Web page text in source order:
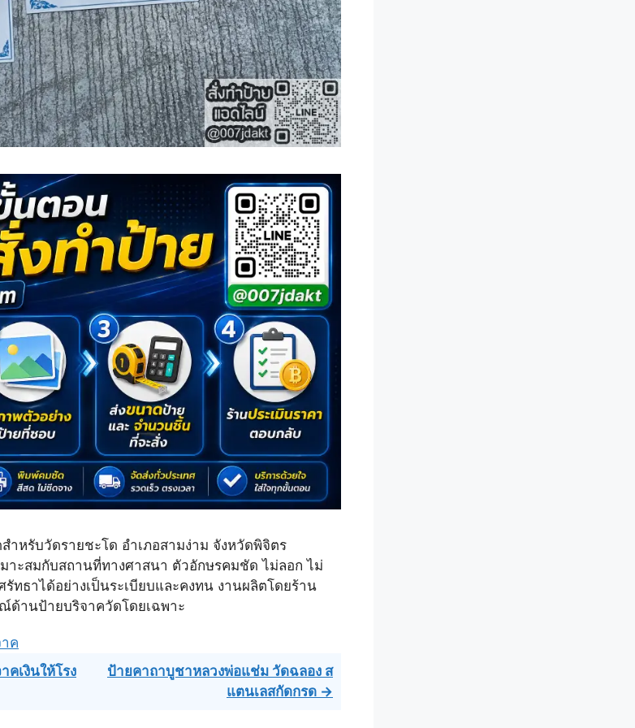
ำหรับวัดรายชะโด อำเภอสามง่าม จังหวัดพิจิตร
าะสมกับสถานที่ทางศาสนา ตัวอักษรคมชัด ไม่ลอก ไม่
ทธาได้อย่างเป็นระเบียบและคงทน งานผลิตโดยร้าน
ด้านป้ายบริจาควัดโดยเฉพาะ
ค
เงินให้โรง
ป้ายคาถาบูชาหลวงพ่อแช่ม วัดฉลอง ส
แตนเลสกัดกรด →